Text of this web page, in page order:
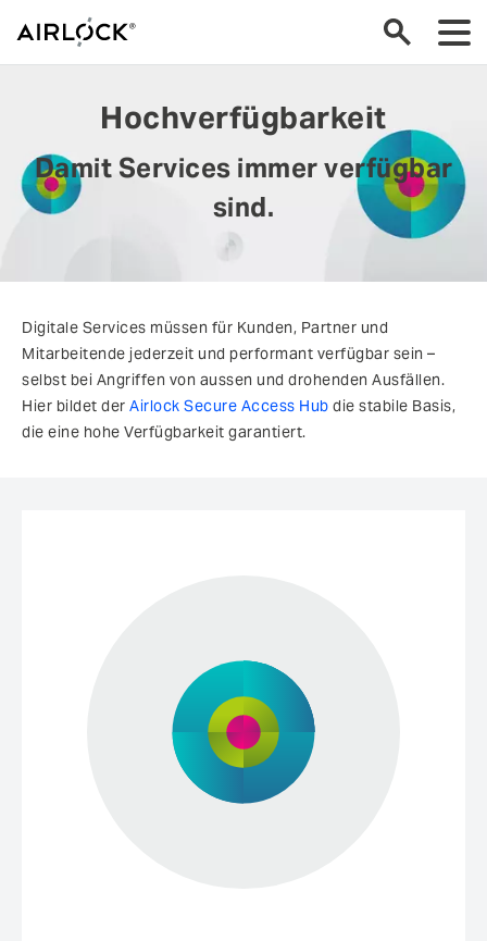
Hochverfügbarkeit
Damit Services immer verfügbar
sind.
Digitale Services müssen für Kunden, Partner und
Mitarbeitende jederzeit und performant verfügbar sein –
selbst bei Angriffen von aussen und drohenden Ausfällen.
Hier bildet der Airlock Secure Access Hub die stabile Basis,
die eine hohe Verfügbarkeit garantiert.